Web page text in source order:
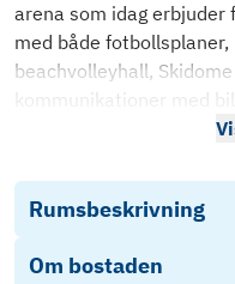
arena som idag
med både fotbollsplaner,
beachvolleyhall,
kommunikationer med
Rumsbeskrivning
Om bostaden